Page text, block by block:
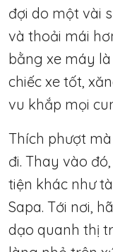
đợi do một vài
và thoải mái
bằng xe máy
chiếc xe tốt,
vu khắp mọi
Thích phượt
đi. Thay vào
tiện khác như
Sapa. Tới nơi,
dạo quanh thị